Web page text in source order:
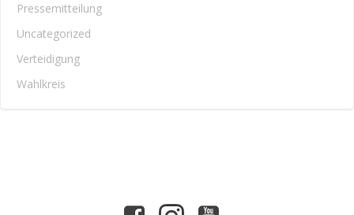
Pressemitteilung
Uncategorized
Verteidigung
Wahlkreis